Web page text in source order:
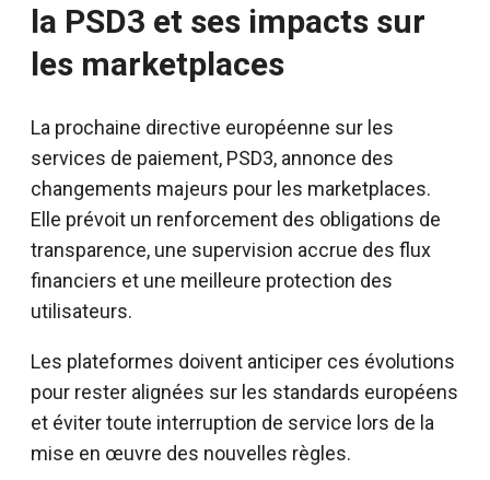
la PSD3 et ses impacts sur
les marketplaces
La prochaine directive européenne sur les
services de paiement, PSD3, annonce des
changements majeurs pour les marketplaces.
Elle prévoit un renforcement des obligations de
transparence, une supervision accrue des flux
financiers et une meilleure protection des
utilisateurs.
Les plateformes doivent anticiper ces évolutions
pour rester alignées sur les standards européens
et éviter toute interruption de service lors de la
mise en œuvre des nouvelles règles.